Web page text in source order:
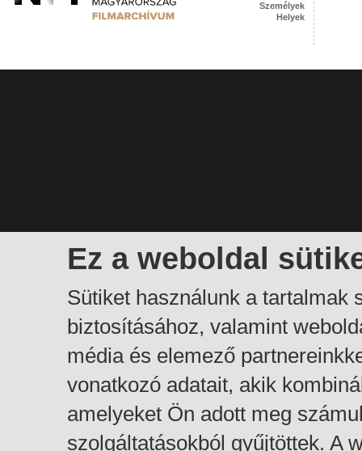
Ez a weboldal
Sütiket használunk a tartalmak
biztosításához, valamint
média és elemező
vonatkozó adatait, akik
amelyeket Ön adott meg
szolgáltatásokból gyűjtöttek. A
Személyek
Helyek